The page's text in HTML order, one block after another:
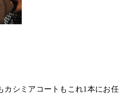
カシミアコートもこれ1本にお任